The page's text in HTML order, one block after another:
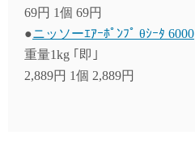
69円 1個 69円
●ニッソーｴｱｰﾎﾟﾝﾌﾟ θｼｰﾀ 6000
重量1kg ｢即｣
2,889円 1個 2,889円